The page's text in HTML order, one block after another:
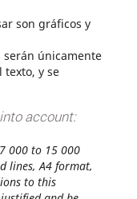
son gráficos y
únicamente
texto, y se
account:
000 to 15 000
lines, A4 format,
to this